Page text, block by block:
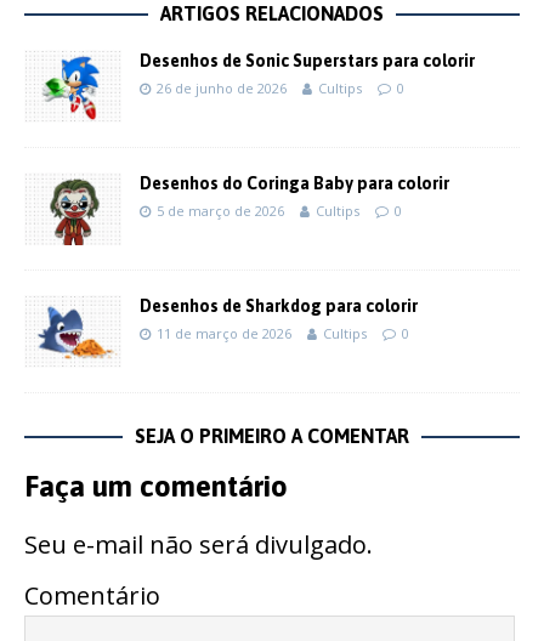
ARTIGOS RELACIONADOS
Desenhos de Sonic Superstars para colorir
26 de junho de 2026 Cultips 0
Desenhos do Coringa Baby para colorir
5 de março de 2026 Cultips 0
Desenhos de Sharkdog para colorir
11 de março de 2026 Cultips 0
SEJA O PRIMEIRO A COMENTAR
Faça um comentário
Seu e-mail não será divulgado.
Comentário